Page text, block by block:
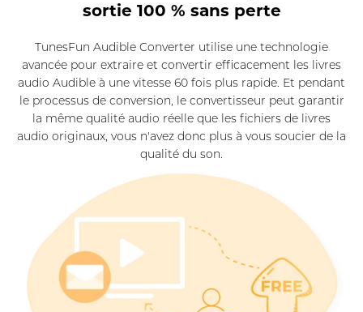
sortie 100 % sans perte
TunesFun Audible Converter utilise une technologie
avancée pour extraire et convertir efficacement les livres
audio Audible à une vitesse 60 fois plus rapide. Et pendant
le processus de conversion, le convertisseur peut garantir
la même qualité audio réelle que les fichiers de livres
audio originaux, vous n'avez donc plus à vous soucier de la
qualité du son.